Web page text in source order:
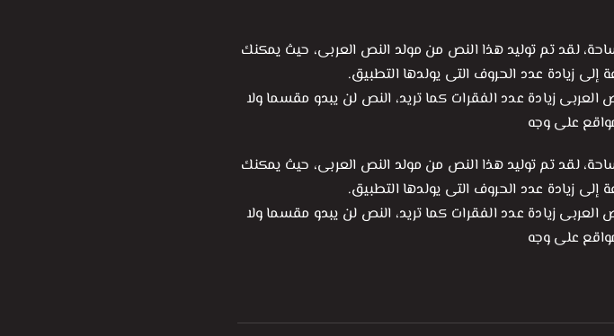
لقد تم توليد هذا النص من مولد النص العربى، حيث يمكنك
زيادة عدد الحروف التى يولدها التطبيق.
زيادة عدد الفقرات كما تريد، النص لن يبدو مقسما ولا
على وجه
لقد تم توليد هذا النص من مولد النص العربى، حيث يمكنك
زيادة عدد الحروف التى يولدها التطبيق.
زيادة عدد الفقرات كما تريد، النص لن يبدو مقسما ولا
على وجه